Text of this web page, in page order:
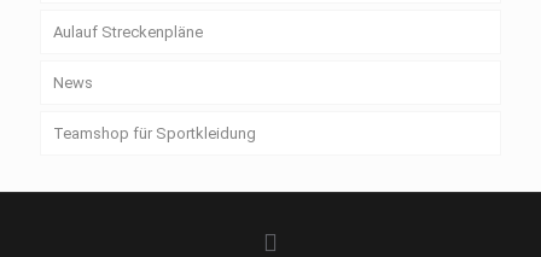
Aulauf Streckenpläne
News
Teamshop für Sportkleidung